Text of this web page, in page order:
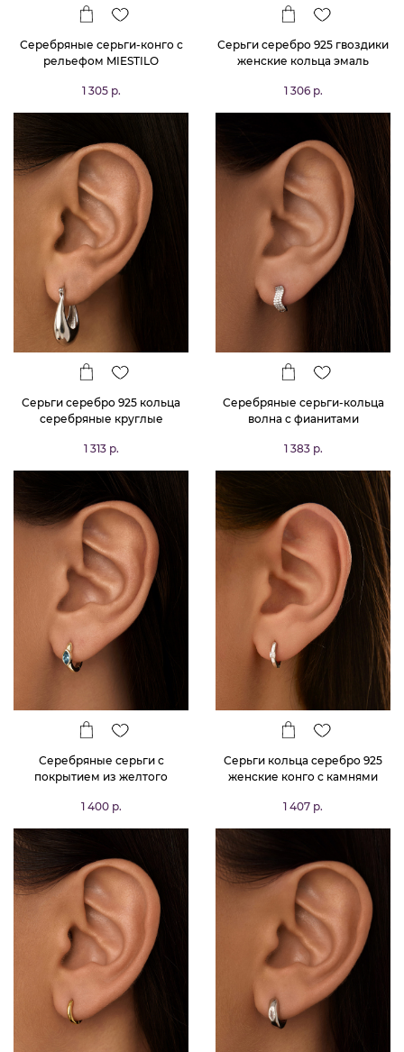
Серебряные серьги-конго с
рельефом MIESTILO
1 305 р.
Серьги серебро 925 гвоздики
женские кольца эмаль
1 306 р.
Серьги серебро 925 кольца
серебряные круглые
1 313 р.
Серебряные серьги-кольца
волна с фианитами
1 383 р.
Серебряные серьги с
покрытием из желтого
шпинелью
1 400 р.
Серьги кольца серебро 925
женские конго с камнями
1 407 р.